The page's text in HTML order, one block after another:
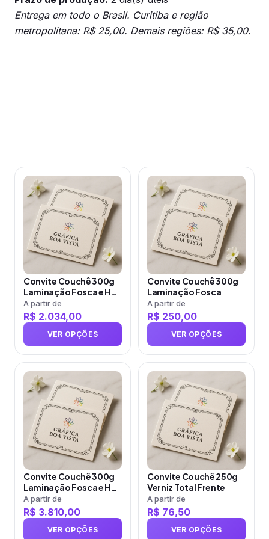
Entrega em todo o Brasil. Curitiba e região
metropolitana: R$ 25,00. Demais regiões: R$ 35,00.
Convite Couchê 300g
Laminação Fosca e Hot
Stamping
A partir de
R$ 2.034,00
VER OPÇÕES
Este
produto
tem
várias
variantes.
As
opções
podem
ser
escolhidas
página
do
produto
Convite Couchê 300g
Laminação Fosca
A partir de
R$ 250,00
VER OPÇÕES
Este
produto
tem
várias
variantes.
As
opções
podem
ser
escolhidas
página
do
produto
Convite Couchê 300g
Laminação Fosca e Hot
Stamping
A partir de
R$ 3.810,00
VER OPÇÕES
Este
produto
tem
várias
variantes.
As
opções
podem
ser
escolhidas
Convite Couchê 250g
Verniz Total Frente
A partir de
R$ 76,50
VER OPÇÕES
Este
produto
tem
várias
variantes.
As
opções
podem
ser
escolhidas